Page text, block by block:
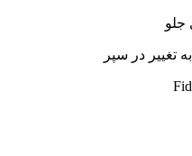
جلو
تغییر در سپر